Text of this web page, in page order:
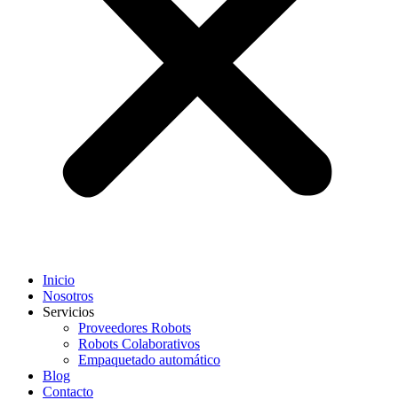
Inicio
Nosotros
Servicios
Proveedores Robots
Robots Colaborativos
Empaquetado automático
Blog
Contacto